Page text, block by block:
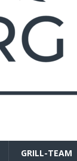
GRILL-TEAM